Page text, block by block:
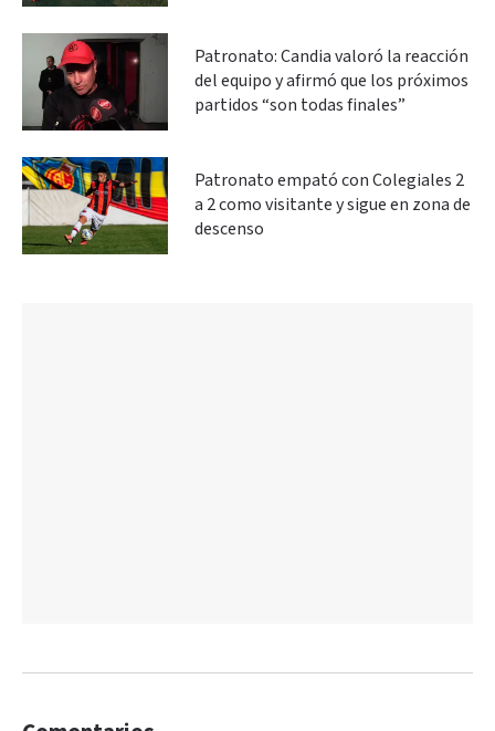
Patronato: Candia valoró la reacción
del equipo y afirmó que los próximos
partidos “son todas finales”
Patronato empató con Colegiales 2
a 2 como visitante y sigue en zona de
descenso